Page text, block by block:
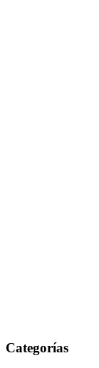
Categorías